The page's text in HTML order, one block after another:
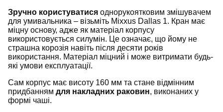
Зручно користуватися однорукоятковим змішувачем
для умивальника – візьміть Mixxus Dallas 1. Кран має
міцну основу, адже як матеріал корпусу
використовується силумін. Це означає, що йому не
страшна корозія навіть після десяти років
використання. Матеріал міцний і може витримати будь-
які умови експлуатації.
Сам корпус має висоту 160 мм та стане відмінним
придбанням для накладних раковин, виконаних у
формі чаші.